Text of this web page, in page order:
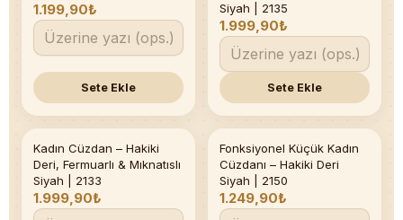
1.199,90₺
Sete Ekle
Siyah | 2135
1.999,90₺
Sete Ekle
Kadın Cüzdan – Hakiki
Deri, Fermuarlı & Mıknatıslı
Siyah | 2133
1.999,90₺
Fonksiyonel Küçük Kadın
Cüzdanı – Hakiki Deri
Siyah | 2150
1.249,90₺